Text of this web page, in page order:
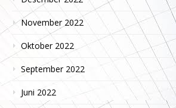
November 2022
Oktober 2022
September 2022
Juni 2022